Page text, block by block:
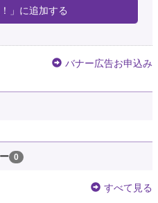
」に追加する
バナー広告お申込み
0
すべて見る